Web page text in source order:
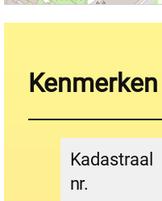
Kenmerken
Kadastraal
nr.